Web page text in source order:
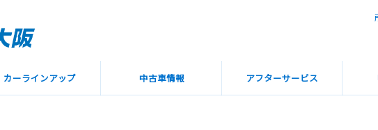
カーラインアップ 中古車情報 アフターサービス